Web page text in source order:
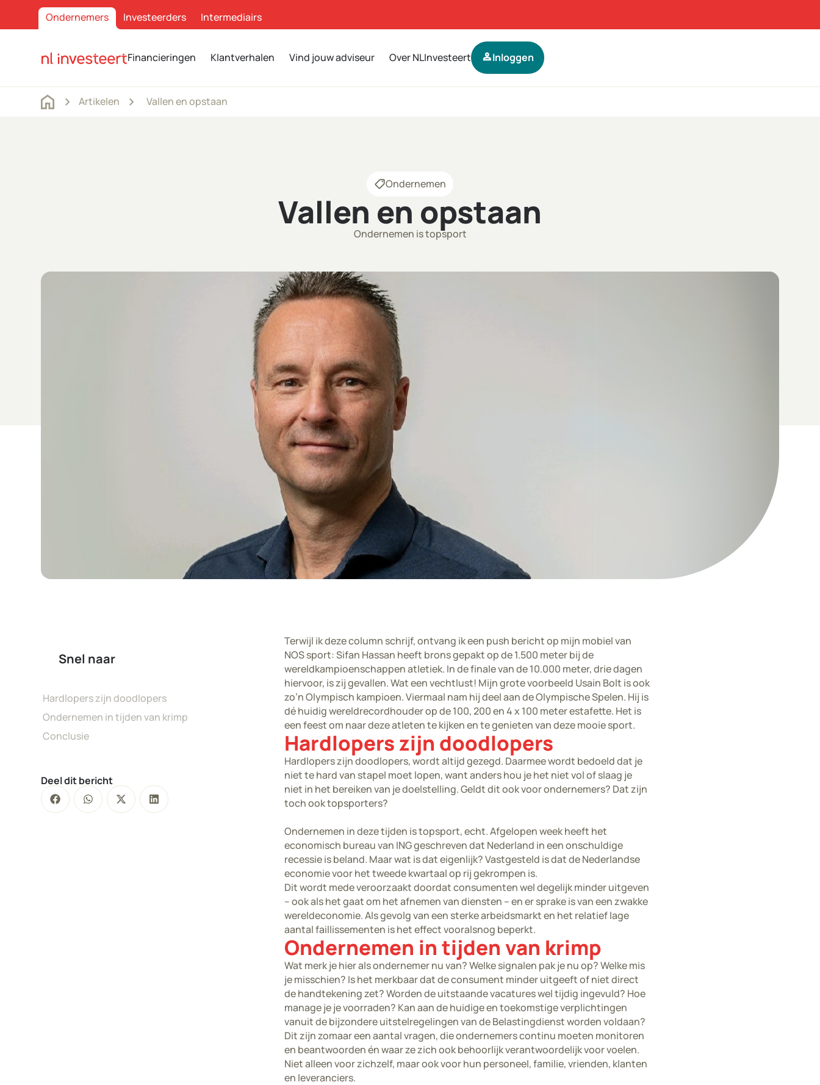
Ondernemers Investeerders Intermediairs
Financieringen Klantverhalen Vind jouw adviseur Over NLInvesteert personInloggen
Artikelen Vallen en opstaan
Ondernemen
Vallen en opstaan
Ondernemen is topsport
Snel naar
Hardlopers zijn doodlopers
Ondernemen in tijden van krimp
Conclusie
Deel dit bericht
Terwijl ik deze column schrijf, ontvang ik een push bericht op mijn mobiel van
NOS sport: Sifan Hassan heeft brons gepakt op de 1.500 meter bij de
wereldkampioenschappen atletiek. In de finale van de 10.000 meter, drie dagen
hiervoor, is zij gevallen. Wat een vechtlust! Mijn grote voorbeeld Usain Bolt is ook
zo’n Olympisch kampioen. Viermaal nam hij deel aan de Olympische Spelen. Hij is
dé huidig wereldrecordhouder op de 100, 200 en 4 x 100 meter estafette. Het is
een feest om naar deze atleten te kijken en te genieten van deze mooie sport.
Hardlopers zijn doodlopers
Hardlopers zijn doodlopers, wordt altijd gezegd. Daarmee wordt bedoeld dat je
niet te hard van stapel moet lopen, want anders hou je het niet vol of slaag je
niet in het bereiken van je doelstelling. Geldt dit ook voor ondernemers? Dat zijn
toch ook topsporters?
Ondernemen in deze tijden is topsport, echt. Afgelopen week heeft het
economisch bureau van ING geschreven dat Nederland in een onschuldige
recessie is beland. Maar wat is dat eigenlijk? Vastgesteld is dat de Nederlandse
economie voor het tweede kwartaal op rij gekrompen is.
Dit wordt mede veroorzaakt doordat consumenten wel degelijk minder uitgeven
– ook als het gaat om het afnemen van diensten – en er sprake is van een zwakke
wereldeconomie. Als gevolg van een sterke arbeidsmarkt en het relatief lage
aantal faillissementen is het effect vooralsnog beperkt.
Ondernemen in tijden van krimp
Wat merk je hier als ondernemer nu van? Welke signalen pak je nu op? Welke mis
je misschien? Is het merkbaar dat de consument minder uitgeeft of niet direct
de handtekening zet? Worden de uitstaande vacatures wel tijdig ingevuld? Hoe
manage je je voorraden? Kan aan de huidige en toekomstige verplichtingen
vanuit de bijzondere uitstelregelingen van de Belastingdienst worden voldaan?
Dit zijn zomaar een aantal vragen, die ondernemers continu moeten monitoren
en beantwoorden én waar ze zich ook behoorlijk verantwoordelijk voor voelen.
Niet alleen voor zichzelf, maar ook voor hun personeel, familie, vrienden, klanten
en leveranciers.